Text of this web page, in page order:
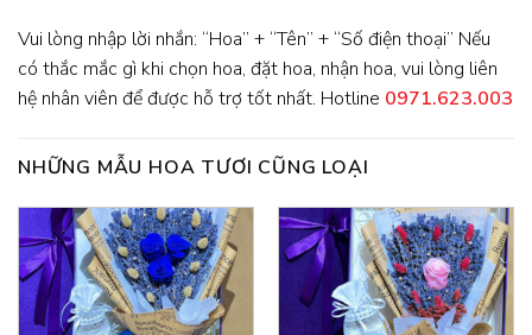
Vui lòng nhập lời nhắn: “Hoa” + “Tên” + “Số điện thoại” Nếu
có thắc mắc gì khi chọn hoa, đặt hoa, nhận hoa, vui lòng liên
hệ nhân viên để được hỗ trợ tốt nhất. Hotline 0971.623.003
NHỮNG MẪU HOA TƯƠI CŨNG LOẠI